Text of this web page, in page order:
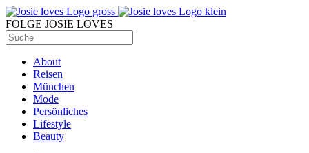
FOLGE JOSIE LOVES
About
Reisen
München
Mode
Persönliches
Lifestyle
Beauty